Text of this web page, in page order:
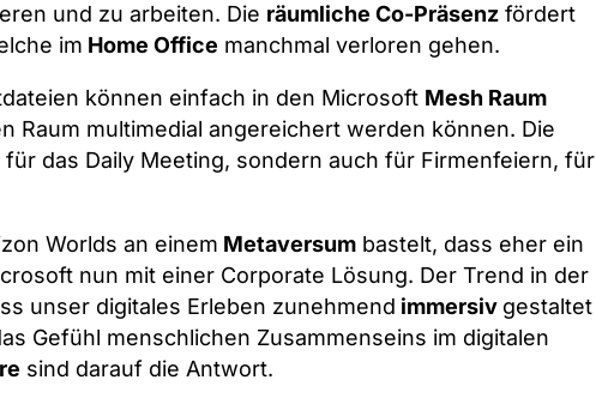
und zu arbeiten. Die räumliche Co-Präsenz fördert
im Home Office manchmal verloren gehen.
können einfach in den Microsoft Mesh Raum
Raum multimedial angereichert werden können. Die
das Daily Meeting, sondern auch für Firmenfeiern, für
Worlds an einem Metaversum bastelt, dass eher ein
nun mit einer Corporate Lösung. Der Trend in der
unser digitales Erleben zunehmend immersiv gestaltet
Gefühl menschlichen Zusammenseins im digitalen
sind darauf die Antwort.